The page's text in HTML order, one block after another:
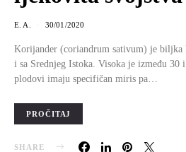
E. A. 30/01/2020
Korijander (coriandrum sativum) je biljka
i sa Srednjeg Istoka. Visoka je između 30
plodovi imaju specifičan miris pa…
PROČITAJ
SHARE